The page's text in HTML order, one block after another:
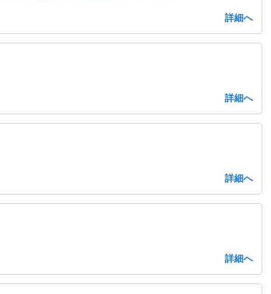
詳細へ
詳細へ
詳細へ
詳細へ